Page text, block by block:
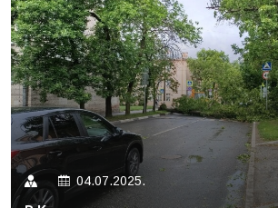
04.07.2025.